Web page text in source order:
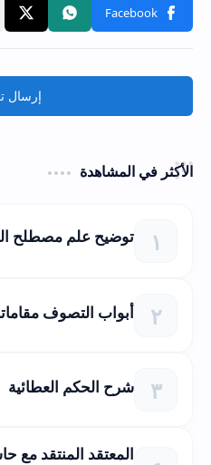
إرسال
الأكثر في المشاهدة
توضيح علم مصطلح
أبواب التصوف
شرح الحكم العطائية
المعتقد المنتقد مع